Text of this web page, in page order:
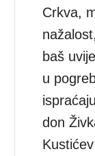
Crkva,
baš
u
don